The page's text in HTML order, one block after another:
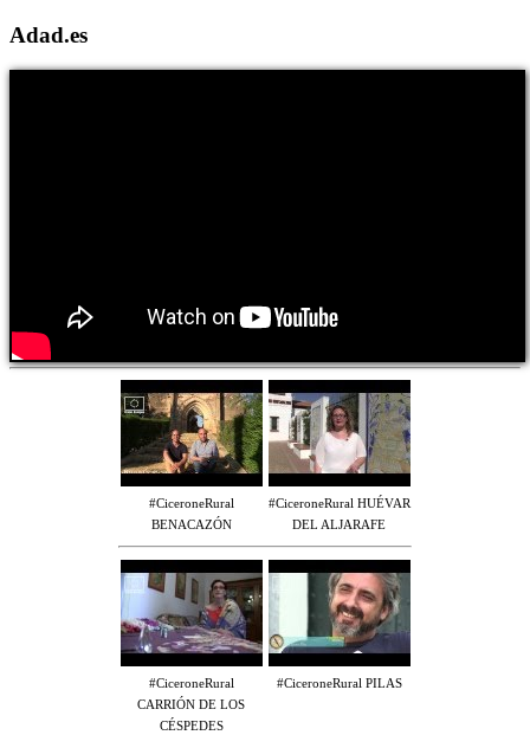
Adad.es
#CiceroneRural
BENACAZÓN
#CiceroneRural HUÉVAR
DEL ALJARAFE
#CiceroneRural
CARRIÓN DE LOS
CÉSPEDES
#CiceroneRural PILAS